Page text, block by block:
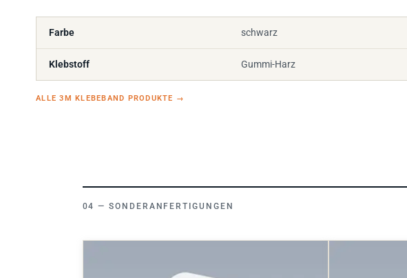
Farbe schwarz
Klebstoff Gummi-Harz
SONDERANFERTIGUNGEN